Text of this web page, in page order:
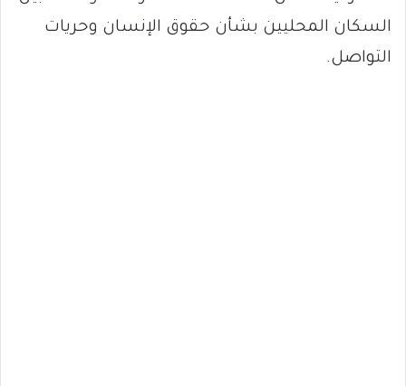
السكان المحليين بشأن حقوق الإنسان وحريات
التواصل.